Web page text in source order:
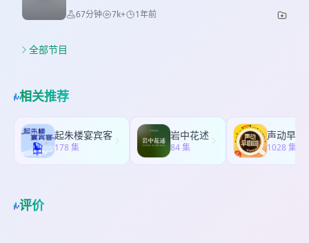
霸） 卢超（@卢超阿） 陈火腿（@陈火腿_）
67分钟 7k+ 1年前
全部节目
相关推荐
起朱楼宴宾客
178 集
岩中花述
84 集
声动早咖
1028 集
评价